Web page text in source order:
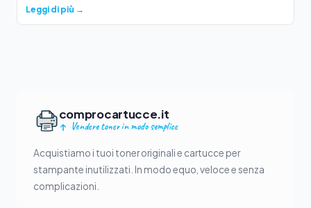
Leggi di più →
comprocartucce.it
Vendere toner in modo semplice
Acquistiamo i tuoi toner originali e cartucce per
stampante inutilizzati. In modo equo, veloce e senza
complicazioni.